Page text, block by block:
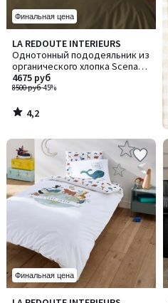
Финальная цена
LA REDOUTE INTERIEURS
Однотонный пододеяльник из
органического хлопка Scenario
/ Сценарио
8500 руб-45%
4675 руб
4,2
/ 5
4,2
/
Финальная цена